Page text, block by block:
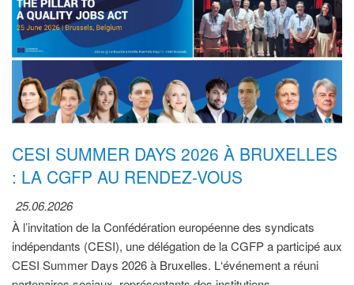
CESI SUMMER DAYS 2026 À BRUXELLES
: LA CGFP AU RENDEZ-VOUS
25.06.2026
À l’invitation de la Confédération européenne des syndicats
indépendants (CESI), une délégation de la CGFP a participé aux
CESI Summer Days 2026 à Bruxelles. L‘événement a réuni